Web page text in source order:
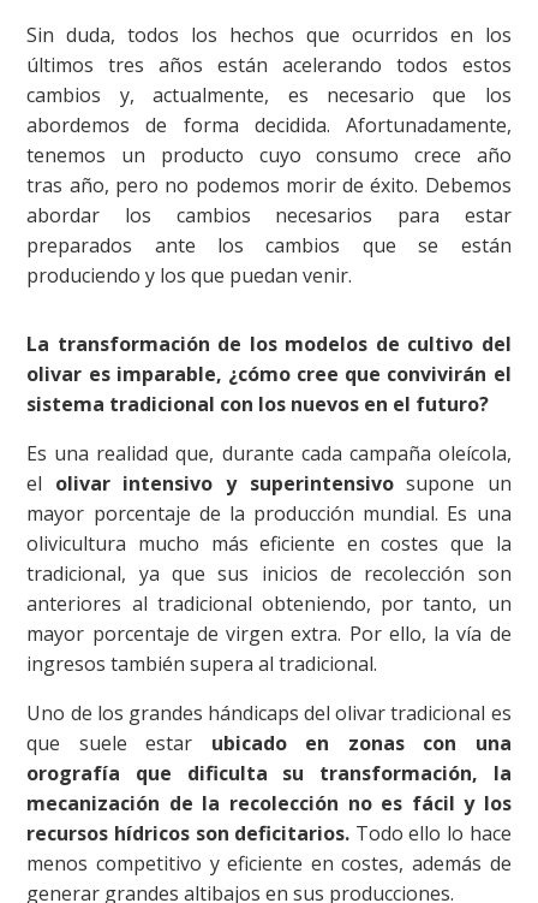
Sin duda, todos los hechos que ocurridos en los
últimos tres años están acelerando todos estos
cambios y, actualmente, es necesario que los
abordemos de forma decidida. Afortunadamente,
tenemos un producto cuyo consumo crece año
tras año, pero no podemos morir de éxito. Debemos
abordar los cambios necesarios para estar
preparados ante los cambios que se están
produciendo y los que puedan venir.
La transformación de los modelos de cultivo del
olivar es imparable, ¿cómo cree que convivirán el
sistema tradicional con los nuevos en el futuro?
Es una realidad que, durante cada campaña oleícola,
el olivar intensivo y superintensivosupone un
mayor porcentaje de la producción mundial. Es una
olivicultura mucho más eficiente en costes que la
tradicional, ya que sus inicios de recolección son
anteriores al tradicional obteniendo, por tanto, un
mayor porcentaje de virgen extra. Por ello, la vía de
ingresos también supera al tradicional.
Uno de los grandes hándicaps del olivar tradicional es
que suele estar ubicado en zonas con una
orografía que dificulta su transformación, la
mecanización de la recolección no es fácil y los
recursos hídricos son deficitarios. Todo ello lo hace
menos competitivo y eficiente en costes, además de
generar grandes altibajos en sus producciones.